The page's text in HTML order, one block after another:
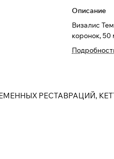
Описание
Визалис
коронок,
РЕСТАВРАЦИЙ,